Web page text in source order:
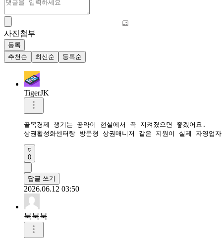
사진첨부
등록
추천순
최신순 등록순
TigerJK
골목경제 챙기는 공약이 현실에서 꼭 지켜졌으면 좋겠어요.
상권활성화센터랑 방문형 상권매니저 같은 지원이 실제 자영
0
답글 쓰기
2026.06.12 03:50
북북북